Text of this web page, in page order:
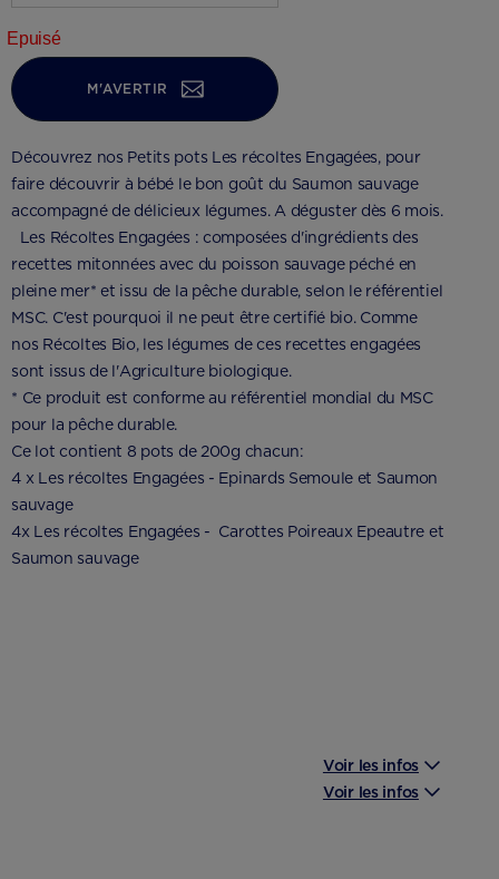
Epuisé
M'AVERTIR
Découvrez nos Petits pots Les récoltes Engagées, pour
faire découvrir à bébé le bon goût du Saumon sauvage
accompagné de délicieux légumes. A déguster dès 6 mois.
Les Récoltes Engagées : composées d'ingrédients des
recettes mitonnées avec du poisson sauvage péché en
pleine mer* et issu de la pêche durable, selon le référentiel
MSC. C'est pourquoi il ne peut être certifié bio. Comme
nos Récoltes Bio, les légumes de ces recettes engagées
sont issus de l'Agriculture biologique.
* Ce produit est conforme au référentiel mondial du MSC
pour la pêche durable.
Ce lot contient 8 pots de 200g chacun:
4 x Les récoltes Engagées - Epinards Semoule et Saumon
sauvage
4x Les récoltes Engagées - Carottes Poireaux Epeautre et
Saumon sauvage
Voir les infos
Voir les infos